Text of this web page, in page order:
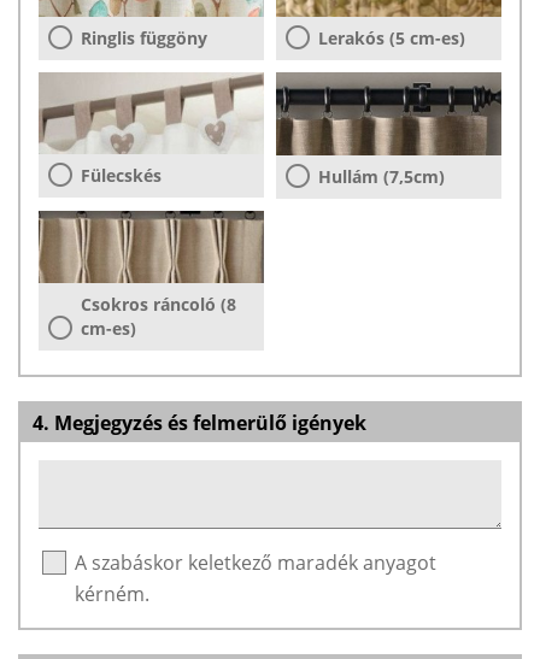
Ringlis függöny Lerakós (5 cm-es)
Fülecskés Hullám (7,5cm)
Csokros ráncoló (8
cm-es)
4. Megjegyzés és felmerülő igények
A szabáskor keletkező maradék anyagot
kérném.